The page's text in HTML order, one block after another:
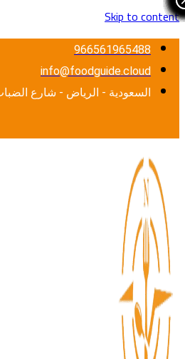
Skip to content
966561965488
info@foodguide.cloud
السعودية - الرياض - شارع